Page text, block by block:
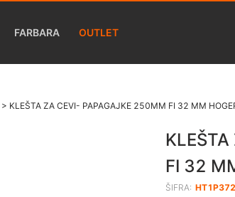
FARBARA OUTLET
> KLEŠTA ZA CEVI- PAPAGAJKE 250MM FI 32 MM
FI 32
ŠIFRA: